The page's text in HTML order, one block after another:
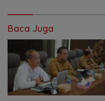
Baca Juga